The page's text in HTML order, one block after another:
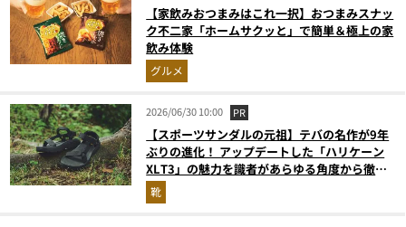
【家飲みおつまみはこれ一択】おつまみスナッ
ク不二家「ホームサクッと」で簡単＆極上の家
飲み体験
グルメ
2026/06/30 10:00 PR
【スポーツサンダルの元祖】テバの名作が9年
ぶりの進化！ アップデートした「ハリケーン
XLT3」の魅力を識者があらゆる角度から徹底
解説！
靴